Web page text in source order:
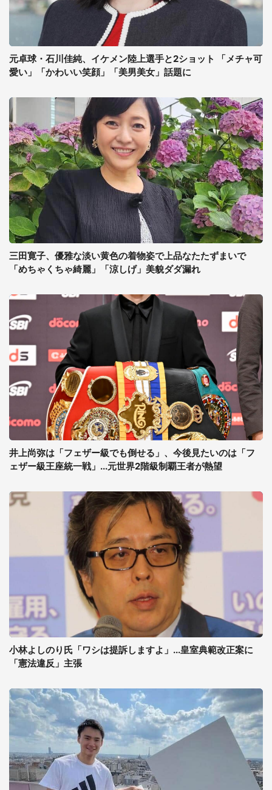
元卓球・石川佳純、イケメン陸上選手と2ショット 「メチャ可
愛い」「かわいい笑顔」「美男美女」話題に
三田寛子、優雅な淡い黄色の着物姿で上品なたたずまいで
「めちゃくちゃ綺麗」「涼しげ」美貌ダダ漏れ
井上尚弥は「フェザー級でも倒せる」、今後見たいのは「フ
ェザー級王座統一戦」...元世界2階級制覇王者が熱望
小林よしのり氏「ワシは提訴しますよ」...皇室典範改正案に
「憲法違反」主張